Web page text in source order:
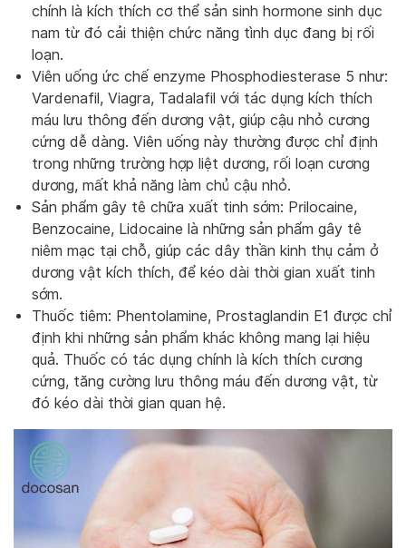
chính là kích thích cơ thể sản sinh hormone sinh dục
nam từ đó cải thiện chức năng tình dục đang bị rối
loạn.
Viên uống ức chế enzyme Phosphodiesterase 5 như:
Vardenafil, Viagra, Tadalafil với tác dụng kích thích
máu lưu thông đến dương vật, giúp cậu nhỏ cương
cứng dễ dàng. Viên uống này thường được chỉ định
trong những trường hợp liệt dương, rối loạn cương
dương, mất khả năng làm chủ cậu nhỏ.
Sản phẩm gây tê chữa xuất tinh sớm: Prilocaine,
Benzocaine, Lidocaine là những sản phẩm gây tê
niêm mạc tại chỗ, giúp các dây thần kinh thụ cảm ở
dương vật kích thích, để kéo dài thời gian xuất tinh
sớm.
Thuốc tiêm: Phentolamine, Prostaglandin E1 được chỉ
định khi những sản phẩm khác không mang lại hiệu
quả. Thuốc có tác dụng chính là kích thích cương
cứng, tăng cường lưu thông máu đến dương vật, từ
đó kéo dài thời gian quan hệ.